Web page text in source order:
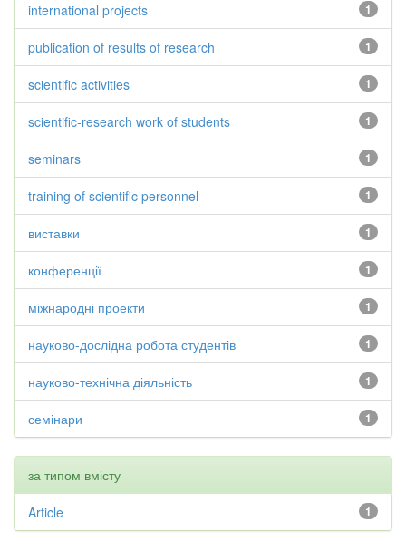
1
international projects
1
publication of results of research
1
scientific activities
1
scientific-research work of students
1
seminars
1
training of scientific personnel
1
виставки
1
конференції
1
міжнародні проекти
1
науково-дослідна робота студентів
1
науково-технічна діяльність
1
семінари
за типом вмісту
1
Article